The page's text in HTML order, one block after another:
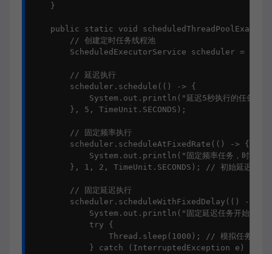
    }
public static void
        // 创建定时任务线程池
ScheduledExecutorService scheduler =
        // 延迟执行
        scheduler.schedule(() -> {
            System.out.println("延迟5秒执行的任务");
        }, 5, TimeUnit.SECONDS);
        // 固定频率执行
        scheduler.scheduleAtFixedRate(() -> {
System.out.println("固定频率任务，时间
}, 1, 2, TimeUnit.SECONDS); // 初始延迟1秒，
        // 固定延迟执行
        scheduler.scheduleWithFixedDelay(() -> {
            System.out.println("固定延迟任务开始");
            try {
Thread.sleep(1000); // 模拟任务执行
            } catch (InterruptedException e) {